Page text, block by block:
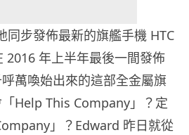
同步發佈最新的旗艦手機 HTC
2016 年上半年最後一間發佈
萬喚始出來的這部全金屬旗
Help This Company」？定
」？Edward 昨日就從